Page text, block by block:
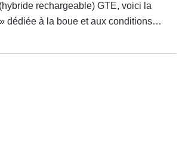
rechargeable) GTE, voici la
dédiée à la boue et aux conditions
qu’un SUV classique ?